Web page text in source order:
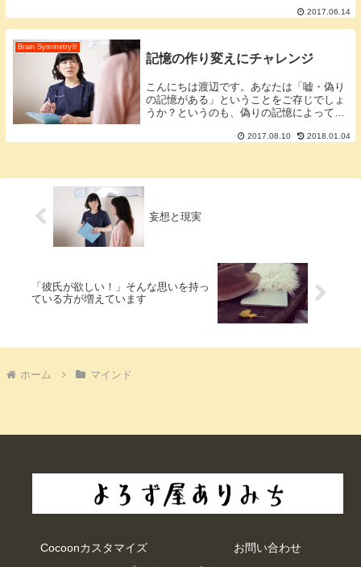
2017.06.14
Brain Symmetry®️
記憶の作り変えにチャレンジ
こんにちは渡辺です。あなたは「嘘・偽り
の記憶がある」ということをご存じでしょ
うか？というのも、偽りの記憶によって離
とがあるからです。安心してください。見
2017.08.10 2018.01.04
妄想と現実
「彼氏が欲しい！」そんな思いを持っ
ている方が増えています
ホーム マインド
Cocoonカスタマイズ
お問い合わせ